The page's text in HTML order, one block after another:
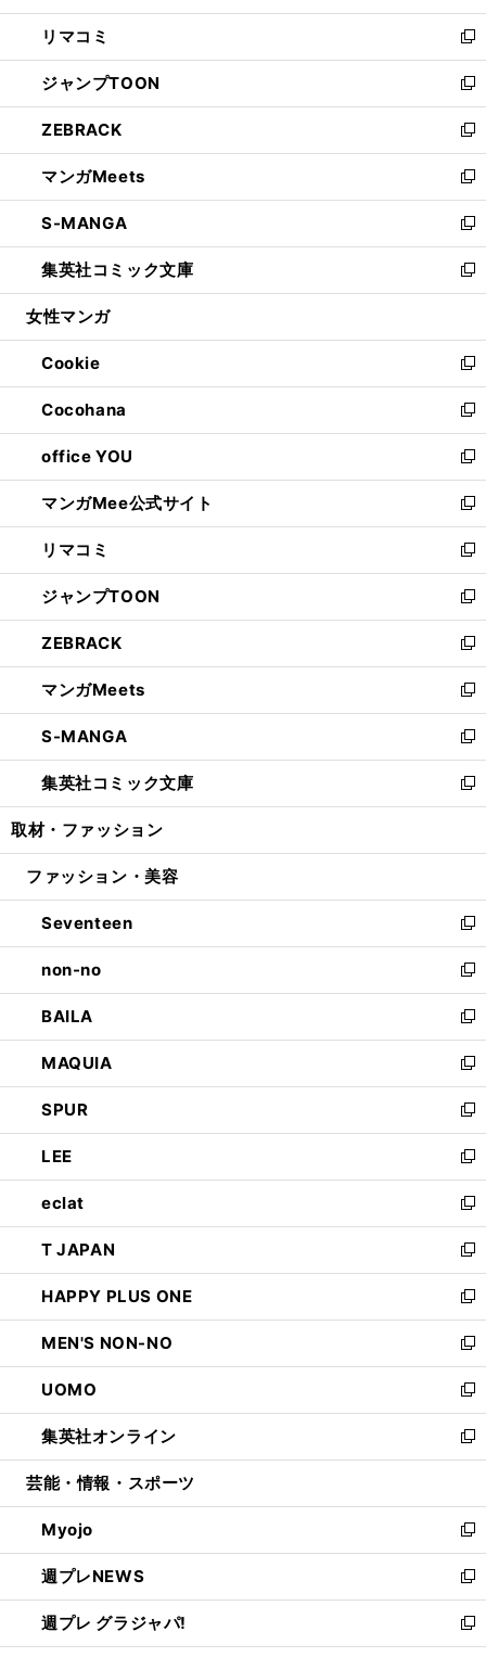
ウ
で
開
く
ン
ド
ウ
で
開
く
ウ
ィ
ン
ド
ウ
で
開
く
し
い
ウ
ィ
ン
ド
ウ
で
開
く
リマコミ
新
し
い
ウ
ィ
ン
ド
ウ
で
開
く
ジャンプTOON
新
し
い
ウ
ィ
ン
ド
ウ
で
開
ZEBRACK
新
し
い
ウ
ィ
ン
ド
ウ
開
く
マンガMeets
新
し
い
ウ
ィ
ン
ウ
で
開
く
S-MANGA
新
し
い
ウ
ン
ド
ウ
で
開
く
集英社コミック文庫
新
し
ウ
ィ
ン
ド
ウ
で
開
く
女性マンガ
Cookie
新
し
い
ウ
ィ
ン
ド
ウ
で
開
く
Cocohana
新
し
い
ウ
ィ
ン
ド
ウ
で
開
く
office YOU
新
し
い
ウ
ィ
ン
ド
ウ
で
開
く
マンガMee公式サイト
新
し
い
ウ
ィ
ン
ド
ウ
で
開
く
リマコミ
新
し
い
ウ
ィ
ン
ド
ウ
で
開
く
ジャンプTOON
新
し
い
ウ
ィ
ン
ド
ウ
で
開
ZEBRACK
新
し
い
ウ
ィ
ン
ド
ウ
開
マンガMeets
新
し
い
ウ
ィ
ン
ウ
開
く
S-MANGA
新
し
い
ウ
ン
ウ
で
開
く
集英社コミック文庫
新
し
ウ
ン
ド
ウ
で
開
く
取材・ファッション
ファッション・美容
Seventeen
新
し
い
ウ
ィ
ン
ド
ウ
で
開
く
non-no
新
し
い
ウ
ィ
ン
ド
ウ
で
開
く
BAILA
新
し
い
ウ
ィ
ン
ド
ウ
で
開
く
MAQUIA
新
し
い
ウ
ィ
ン
ド
ウ
で
開
く
SPUR
新
し
い
ウ
ィ
ン
ド
ウ
で
開
く
LEE
新
し
い
ウ
ィ
ン
ド
ウ
で
開
く
eclat
新
し
い
ウ
ィ
ン
ド
ウ
で
開
く
T JAPAN
新
し
い
ウ
ィ
ン
ド
ウ
で
開
HAPPY PLUS ONE
新
し
い
ウ
ィ
ン
ド
ウ
開
く
MEN'S NON-NO
新
し
い
ウ
ィ
ン
ウ
で
開
く
UOMO
新
し
い
ウ
ン
ド
ウ
で
開
く
集英社オンライン
新
し
ウ
ィ
ン
ド
ウ
で
開
芸能・情報・スポーツ
Myojo
新
し
い
ウ
ィ
ン
週プレNEWS
新
し
い
ウ
週プレ グラジャパ!
新
し